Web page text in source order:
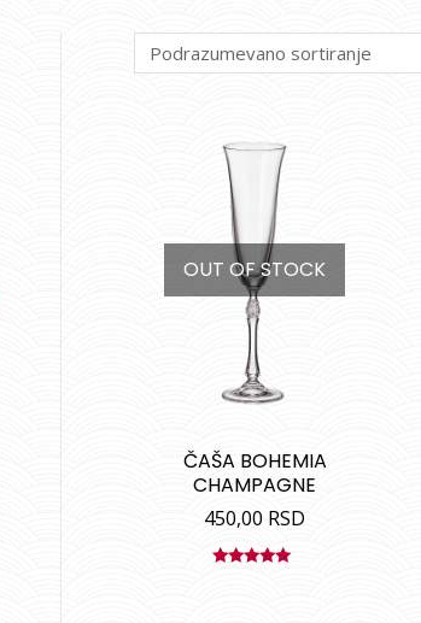
OUT OF STOCK
ČAŠA BOHEMIA
CHAMPAGNE
450,00 RSD